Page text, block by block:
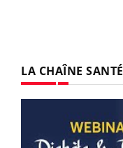
LA CHAÎNE SANTÉ